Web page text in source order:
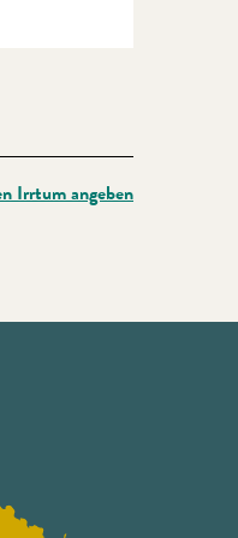
Irrtum angeben